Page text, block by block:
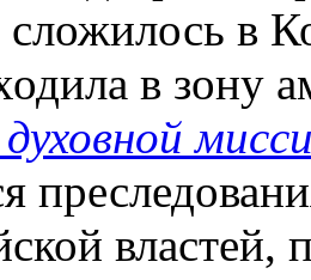
в
в зону
властей,